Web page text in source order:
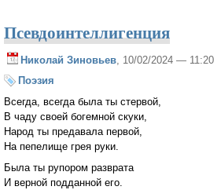
Псевдоинтеллигенция
Николай Зиновьев , 10/02/2024 — 11:20
Поэзия
Всегда, всегда была ты стервой,
В чаду своей богемной скуки,
Народ ты предавала первой,
На пепелище грея руки.
Была ты рупором разврата
И верной подданной его.